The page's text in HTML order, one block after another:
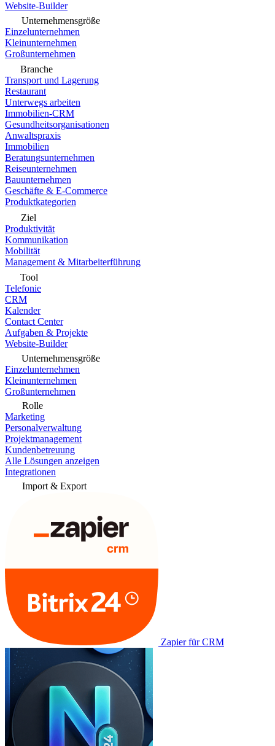
Website-Builder
Unternehmensgröße
Einzelunternehmen
Kleinunternehmen
Großunternehmen
Branche
Transport und Lagerung
Restaurant
Unterwegs arbeiten
Immobilien-CRM
Gesundheitsorganisationen
Anwaltspraxis
Immobilien
Beratungsunternehmen
Reiseunternehmen
Bauunternehmen
Geschäfte & E-Commerce
Produktkategorien
Ziel
Produktivität
Kommunikation
Mobilität
Management & Mitarbeiterführung
Tool
Telefonie
CRM
Kalender
Contact Center
Aufgaben & Projekte
Website-Builder
Unternehmensgröße
Einzelunternehmen
Kleinunternehmen
Großunternehmen
Rolle
Marketing
Personalverwaltung
Projektmanagement
Kundenbetreuung
Alle Lösungen anzeigen
Integrationen
Import & Export
Zapier für CRM